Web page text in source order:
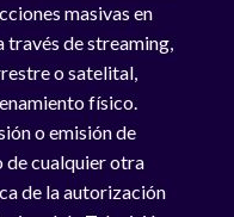
masivas en
través de streaming,
o satelital,
físico.
o emisión de
de cualquier otra
de la autorización